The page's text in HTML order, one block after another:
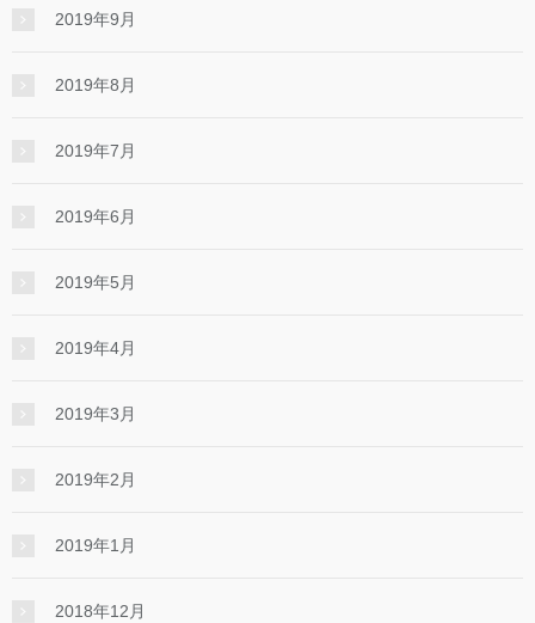
2019年9月
2019年8月
2019年7月
2019年6月
2019年5月
2019年4月
2019年3月
2019年2月
2019年1月
2018年12月